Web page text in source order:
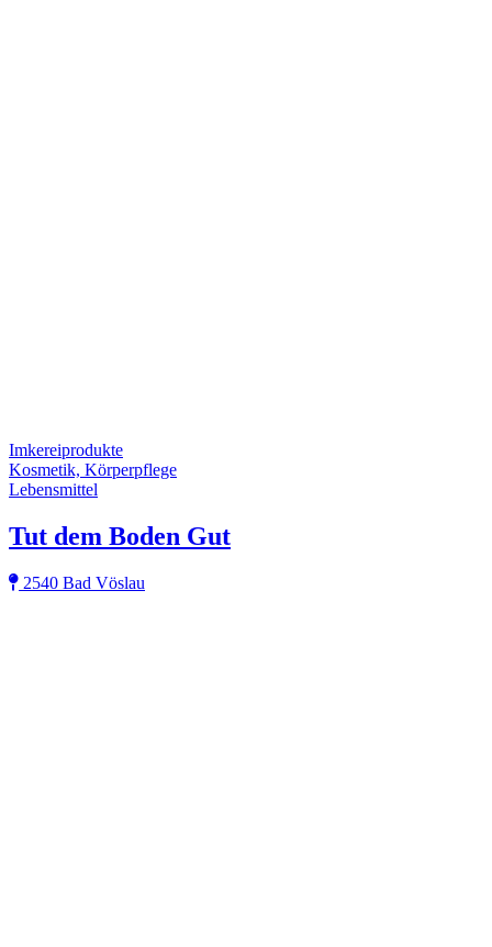
Imkereiprodukte
Kosmetik, Körperpflege
Lebensmittel
Tut dem Boden Gut
2540 Bad Vöslau